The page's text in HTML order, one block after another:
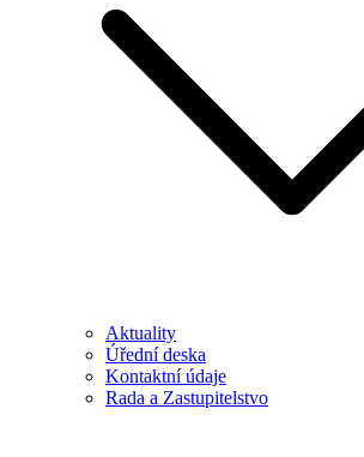
Aktuality
Úřední deska
Kontaktní údaje
Rada a Zastupitelstvo